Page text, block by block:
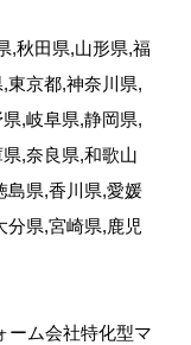
,秋田県,山形県,福
東京都,神奈川県,
,岐阜県,静岡県,
,奈良県,和歌山
島県,香川県,愛媛
分県,宮崎県,鹿児
ーム会社特化型マ